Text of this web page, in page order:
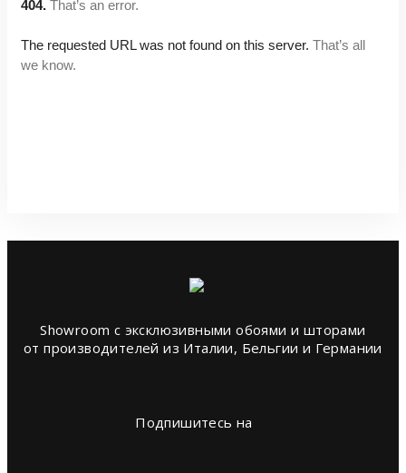
Showroom с эксклюзивными обоями и шторами
от производителей из Италии, Бельгии и Германии
Подпишитесь на